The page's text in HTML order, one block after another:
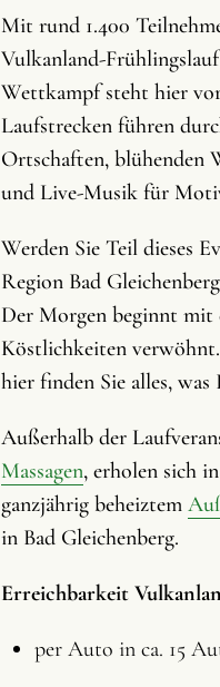
Mit rund 1.400
Vulkanland-
Wettkampf steht hier
Laufstrecken führen
Ortschaften, blühenden
und Live-Musik für
Werden Sie Teil dieses
Region Bad
Der Morgen beginnt mit
Köstlichkeiten
hier finden Sie alles,
Außerhalb der
Massagen, erholen sich
ganzjährig beheiztem
in Bad Gleichenberg.
Erreichbarkeit
per Auto in ca. 15